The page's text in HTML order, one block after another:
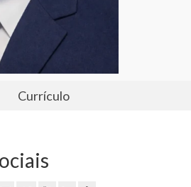
Currículo